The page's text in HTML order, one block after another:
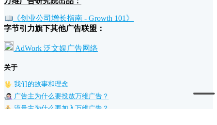
《创业公司增长指南 - Growth 101》
字节引力旗下其他广告联盟：
AdWork 泛文娱广告网络
关于
我们的故事和理念
广告主为什么要投放万维广告？
流量主为什么要加入万维广告？